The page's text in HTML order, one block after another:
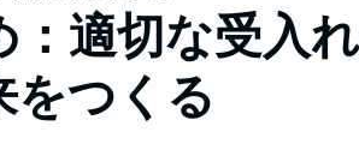
：適切な受入
をつくる